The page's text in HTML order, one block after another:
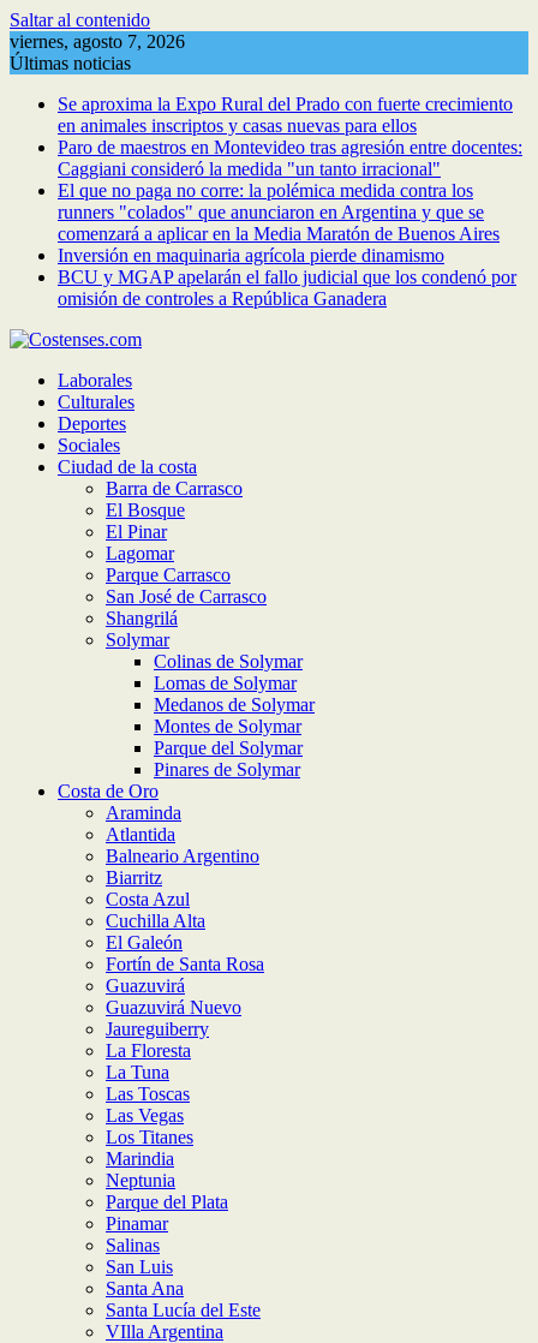
Saltar al contenido
viernes, agosto 7, 2026
Últimas noticias
Se aproxima la Expo Rural del Prado con fuerte crecimiento
en animales inscriptos y casas nuevas para ellos
Paro de maestros en Montevideo tras agresión entre docentes:
Caggiani consideró la medida "un tanto irracional"
El que no paga no corre: la polémica medida contra los
runners "colados" que anunciaron en Argentina y que se
comenzará a aplicar en la Media Maratón de Buenos Aires
Inversión en maquinaria agrícola pierde dinamismo
BCU y MGAP apelarán el fallo judicial que los condenó por
omisión de controles a República Ganadera
Laborales
Culturales
Deportes
Sociales
Ciudad de la costa
Barra de Carrasco
El Bosque
El Pinar
Lagomar
Parque Carrasco
San José de Carrasco
Shangrilá
Solymar
Colinas de Solymar
Lomas de Solymar
Medanos de Solymar
Montes de Solymar
Parque del Solymar
Pinares de Solymar
Costa de Oro
Araminda
Atlantida
Balneario Argentino
Biarritz
Costa Azul
Cuchilla Alta
El Galeón
Fortín de Santa Rosa
Guazuvirá
Guazuvirá Nuevo
Jaureguiberry
La Floresta
La Tuna
Las Toscas
Las Vegas
Los Titanes
Marindia
Neptunia
Parque del Plata
Pinamar
Salinas
San Luis
Santa Ana
Santa Lucía del Este
VIlla Argentina